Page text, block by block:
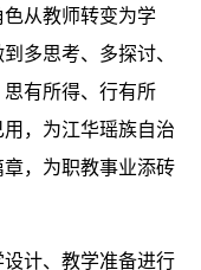
从教师转变为学
多思考、多探讨、
有所得、行有所
，为江华瑶族自治
章， 为职教事业添砖
计、教学准备进行